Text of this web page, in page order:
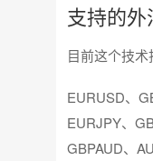
支持的
目前这个技术
EURUSD、
EURJPY、
GBPAUD、